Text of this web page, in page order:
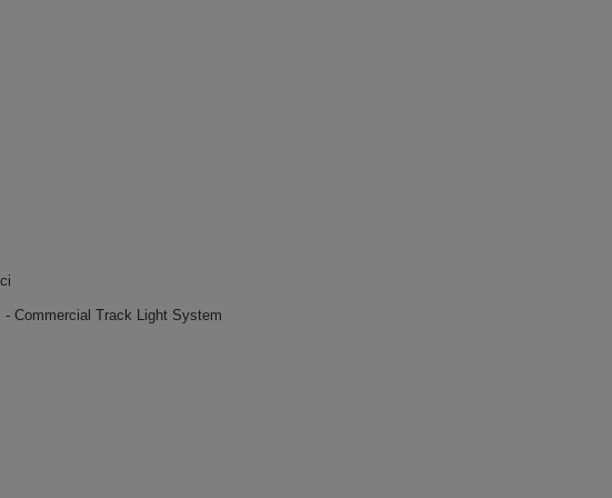
- Commercial Track Light System